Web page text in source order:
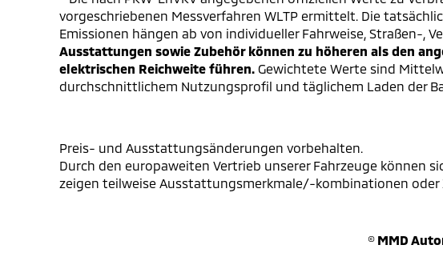
vorgeschriebenen Messverfahren WLTP ermittelt. Die
Emissionen hängen ab von individueller Fahrweise, Straßen-,
Ausstattungen sowie Zubehör können zu höheren als den
elektrischen Reichweite führen. Gewichtete Werte sind
durchschnittlichem Nutzungsprofil und täglichem Laden der
Preis- und Ausstattungsänderungen vorbehalten.
Durch den europaweiten Vertrieb unserer Fahrzeuge können
zeigen teilweise Ausstattungsmerkmale/-kombinationen oder
© MMD